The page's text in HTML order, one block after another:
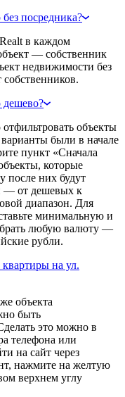
посредника?
в каждом
— собственник
недвижимости без
дешево?
объекты
были в начале
пункт «Сначала
которые
после них будут
— от дешевых к
диапазон. Для
минимальную и
любую валюту —
рубли.
на ул.
объекта
быть
это можно в
телефона или
на сайт через
нажмите на желтую
верхнем углу